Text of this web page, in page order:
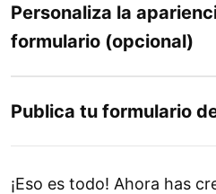
Personaliza la
formulario (opcional)
Publica tu formulario
¡Eso es todo! Ahora has